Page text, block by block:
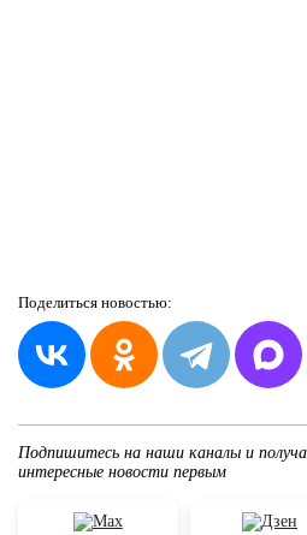
Поделиться новостью:
Подпишитесь на наши каналы и
интересные новости первым